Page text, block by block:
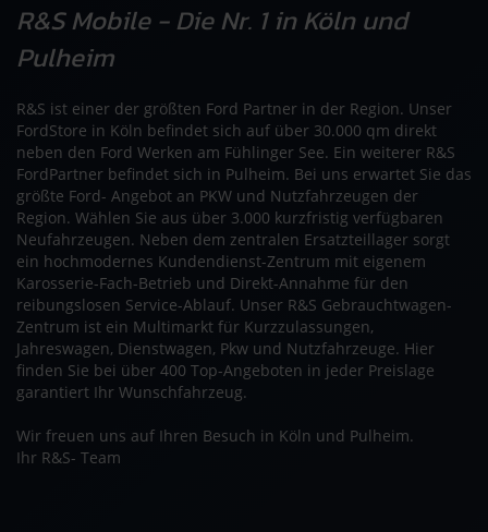
R&S Mobile - Die Nr. 1 in Köln und
Pulheim
R&S ist einer der größten Ford Partner in der Region. Unser
FordStore in Köln befindet sich auf über 30.000 qm direkt
neben den Ford Werken am Fühlinger See. Ein weiterer R&S
FordPartner befindet sich in Pulheim. Bei uns erwartet Sie das
größte Ford- Angebot an PKW und Nutzfahrzeugen der
Region. Wählen Sie aus über 3.000 kurzfristig verfügbaren
Neufahrzeugen. Neben dem zentralen Ersatzteillager sorgt
ein hochmodernes Kundendienst-Zentrum mit eigenem
Karosserie-Fach-Betrieb und Direkt-Annahme für den
reibungslosen Service-Ablauf. Unser R&S Gebrauchtwagen-
Zentrum ist ein Multimarkt für Kurzzulassungen,
Jahreswagen, Dienstwagen, Pkw und Nutzfahrzeuge. Hier
finden Sie bei über 400 Top-Angeboten in jeder Preislage
garantiert Ihr Wunschfahrzeug.
Wir freuen uns auf Ihren Besuch in Köln und Pulheim.
Ihr R&S- Team